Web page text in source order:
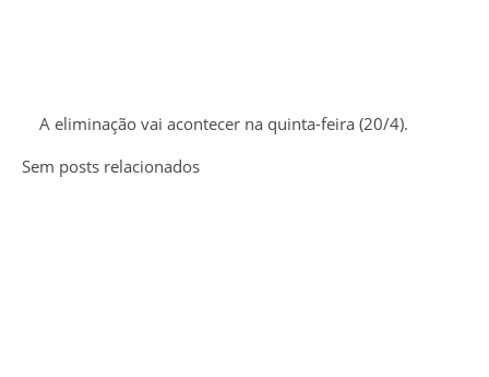
A eliminação vai acontecer na quinta-feira (20/4).
Sem posts relacionados